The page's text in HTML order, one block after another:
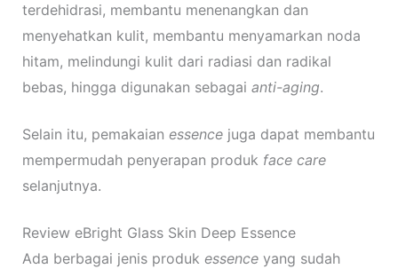
terdehidrasi, membantu menenangkan dan
menyehatkan kulit, membantu menyamarkan noda
hitam, melindungi kulit dari radiasi dan radikal
bebas, hingga digunakan sebagai anti-aging.
Selain itu, pemakaian essence juga dapat membantu
mempermudah penyerapan produk face care
selanjutnya.
Review eBright Glass Skin Deep Essence
Ada berbagai jenis produk essence yang sudah